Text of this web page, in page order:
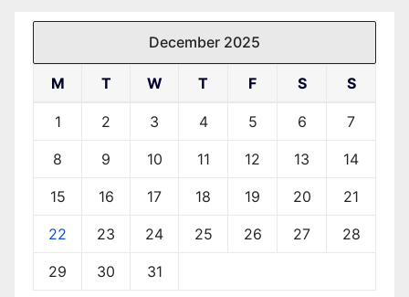
December 2025
M T W T F S S
1 2 3 4 5 6 7
8 9 10 11 12 13 14
15 16 17 18 19 20 21
22 23 24 25 26 27 28
29 30 31